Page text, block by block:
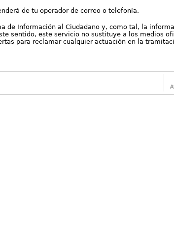
de tu operador de correo o telefonía.
Información al Ciudadano y, como tal, la
sentido, este servicio no sustituye a los medios
para reclamar cualquier actuación en la